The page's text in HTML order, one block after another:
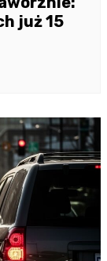
już 15